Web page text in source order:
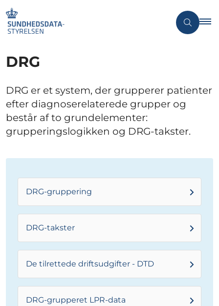
DRG
DRG er et system, der grupperer patienter
efter diagnoserelaterede grupper og
består af to grundelementer:
grupperingslogikken og DRG-takster.
DRG-gruppering
DRG-takster
De tilrettede driftsudgifter - DTD
DRG-grupperet LPR-data